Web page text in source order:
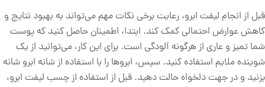
قبل از انجام لیفت ابرو، رعایت برخی نکات مهم می‌تواند به بهبود نتایج و
کاهش عوارض احتمالی کمک کند. ابتدا، اطمینان حاصل کنید که پوست
شما تمیز و عاری از هرگونه آلودگی است. برای این کار، می‌توانید از یک
شوینده ملایم استفاده کنید. سپس، ابروها را با استفاده از شانه ابرو شانه
بزنید و در جهت دلخواه حالت دهید. قبل از استفاده از چسب لیفت ابرو،